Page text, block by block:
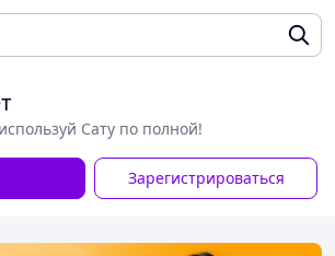
Сату по полной!
Зарегистрироваться